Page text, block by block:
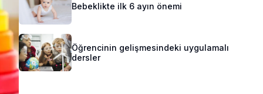
Bebeklikte ilk 6 ayın önemi
Öğrencinin gelişmesindeki uygulamalı
dersler